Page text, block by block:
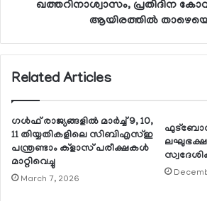
ഖത്തറിനാശ്വാസം, പ്രതിദിന
ആയിരത്തില്‍
Related Articles
ഗള്‍ഫ് രാജ്യങ്ങളില്‍ മാര്‍ച്ച് 9, 10,
11 തിയ്യതികളിലെ സിബിഎസ്ഇ
പന്ത്രണ്ടാം ക്‌ളാസ് പരീക്ഷകള്‍
മാറ്റിവെച്ചു
March 7, 2026